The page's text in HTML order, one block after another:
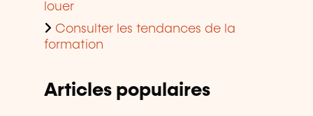
louer
Consulter les tendances de la
formation
Articles populaires